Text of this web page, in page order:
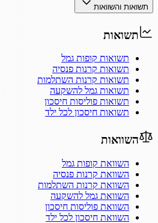
תשואות והשוואות
תשואות
תשואות קופות גמל
תשואות קרנות פנסיה
תשואות קרנות השתלמות
תשואות גמל להשקעה
תשואות פוליסות חיסכון
תשואות חיסכון לכל ילד
השוואות
השוואת קופות גמל
השוואת קרנות פנסיה
השוואת קרנות השתלמות
השוואת גמל להשקעה
השוואת פוליסות חיסכון
השוואת חיסכון לכל ילד